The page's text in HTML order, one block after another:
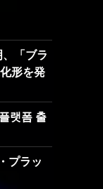
「ブラ
形を発
랫폼 출
プラッ